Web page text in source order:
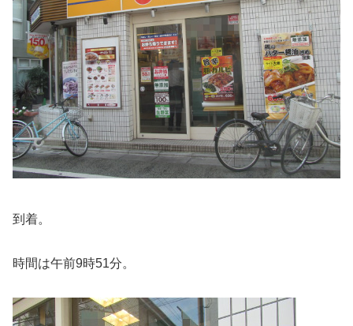
到着。
時間は午前9時51分。